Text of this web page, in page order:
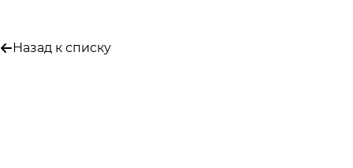
Назад к списку